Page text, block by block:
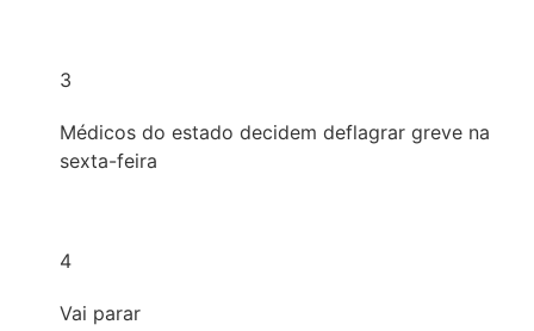
3
Médicos do estado decidem deflagrar greve na
sexta-feira
4
Vai parar